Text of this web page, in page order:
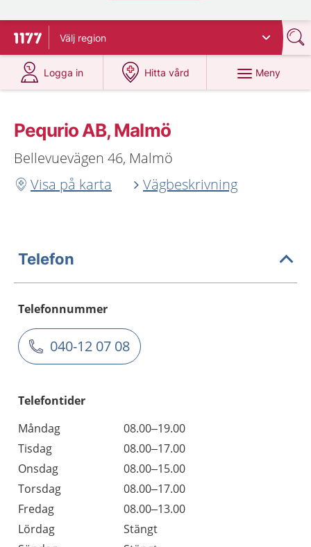
Till startsidan för 1177
Välj region
Logga in
på 1177.se
Hitta vård
på 1177.se
Meny
Pequrio AB, Malmö
Bellevuevägen 46, Malmö
Visa på karta
Vägbeskrivning
Telefon
Telefonnummer
040-12 07 08
Telefontider
Måndag
08.00–19.00
Tisdag
08.00–17.00
Onsdag
08.00–15.00
Torsdag
08.00–17.00
Fredag
08.00–13.00
Lördag
Stängt